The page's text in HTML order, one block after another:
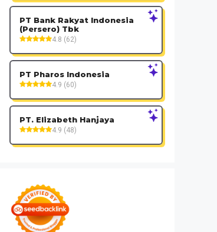
PT Bank Rakyat Indonesia
(Persero) Tbk
4.8 (62)
PT Pharos Indonesia
4.9 (60)
PT. Elizabeth Hanjaya
4.9 (48)